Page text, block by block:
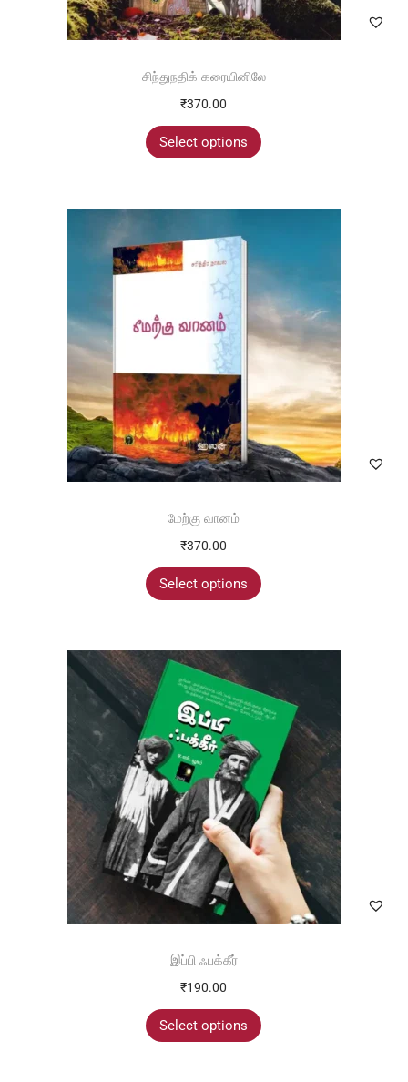
சிந்துநதிக் கரையினிலே
₹370.00
Select options
மேற்கு வானம்
₹370.00
Select options
இப்பி ஃபக்கீர்
₹190.00
Select options